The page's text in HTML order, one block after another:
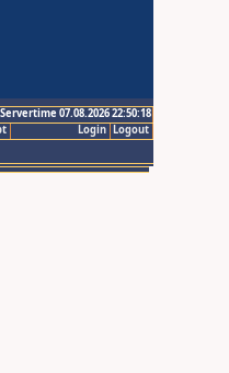
Servertime 07.08.2026 22:50:18
Logout
Login